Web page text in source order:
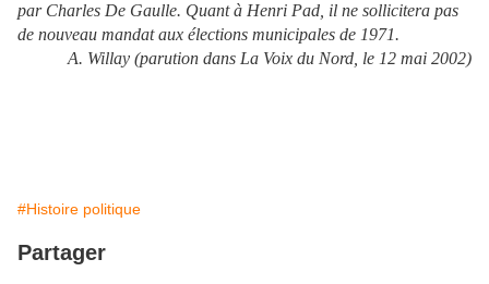
par Charles De Gaulle. Quant à Henri Pad, il ne sollicitera pas
de nouveau mandat aux élections municipales de 1971.
A. Willay (parution dans La Voix du Nord, le 12 mai 2002)
#Histoire politique
Partager